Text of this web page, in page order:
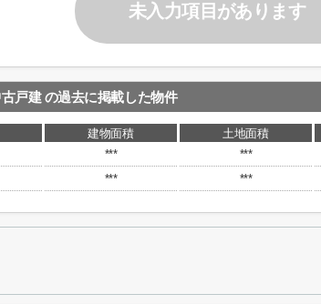
未入力項目があります
戸建 の過去に掲載した物件
建物面積 土地面積
*** ***
*** ***